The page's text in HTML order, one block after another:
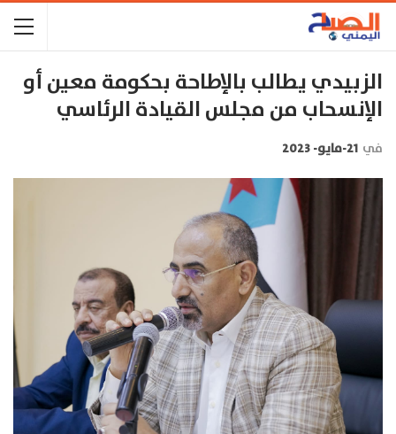
الزبيدي يطالب بالإطاحة بحكومة معين أو
الإنسحاب من مجلس القيادة الرئاسي
في 21-مايو- 2023